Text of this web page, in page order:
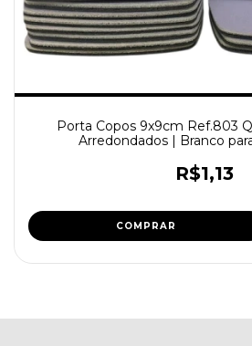
Porta Copos 9x9cm Ref.803
Arredondados | Branco
R$1,13